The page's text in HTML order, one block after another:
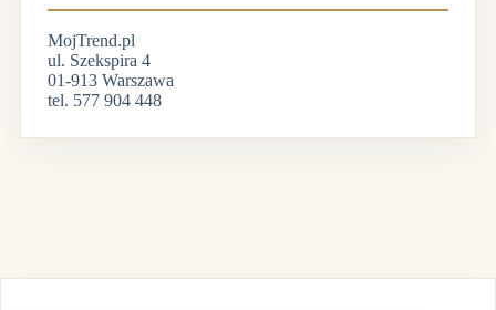
MojTrend.pl
ul. Szekspira 4
01-913 Warszawa
tel. 577 904 448